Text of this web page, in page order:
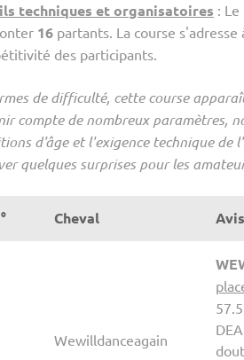
techniques et organisatoires :
16 partants. La course s'adresse
des participants.
de difficulté, cette course
compte de nombreux paramètres,
d'âge et l'exigence technique
quelques surprises pour les
Cheval Avis
Wewilldanceagain